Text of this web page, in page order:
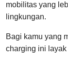
mobilitas yang
lingkungan.
Bagi kamu yang
charging ini